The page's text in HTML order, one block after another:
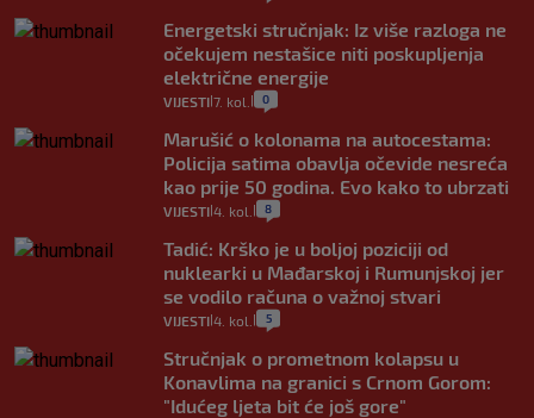
Energetski stručnjak: Iz više razloga ne
očekujem nestašice niti poskupljenja
električne energije
VIJESTI 7. kol. 0
Marušić o kolonama na autocestama:
Policija satima obavlja očevide nesreća
kao prije 50 godina. Evo kako to ubrzati
VIJESTI 4. kol. 8
Tadić: Krško je u boljoj poziciji od
nuklearki u Mađarskoj i Rumunjskoj jer
se vodilo računa o važnoj stvari
VIJESTI 4. kol. 5
Stručnjak o prometnom kolapsu u
Konavlima na granici s Crnom Gorom:
"Idućeg ljeta bit će još gore"